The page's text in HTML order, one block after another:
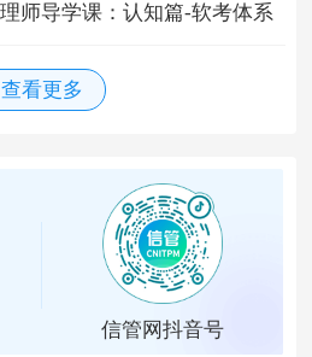
师导学课：认知篇-软考体系
查看更多
信管网抖音号